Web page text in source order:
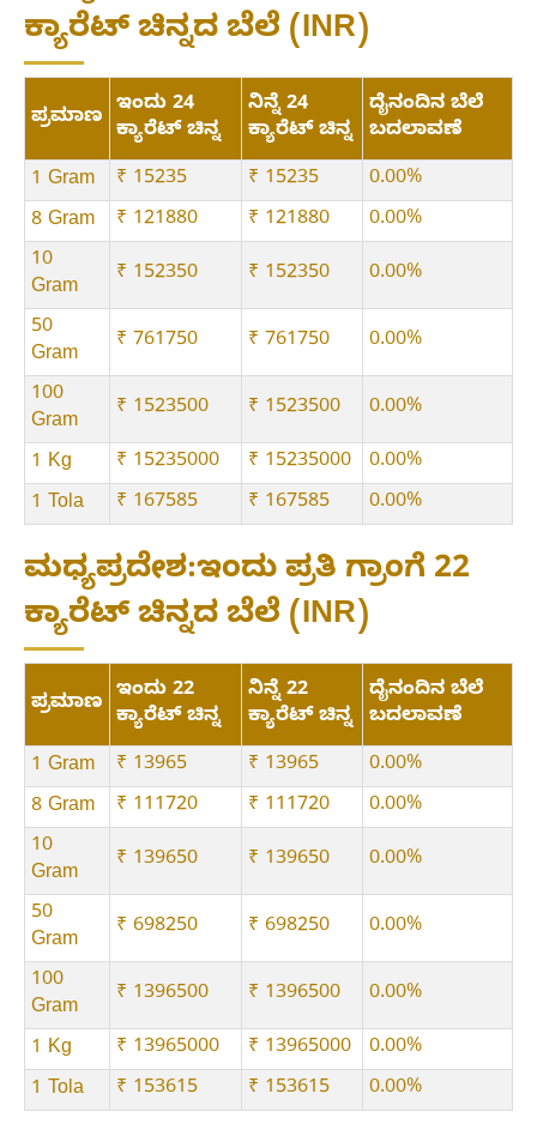
ಕ್ಯಾರೆಟ್ ಚಿನ್ನದ ಬೆಲೆ (INR)
ಪ್ರಮಾಣ ಇಂದು 24
ಕ್ಯಾರೆಟ್ ಚಿನ್ನ
ನಿನ್ನೆ 24
ಕ್ಯಾರೆಟ್ ಚಿನ್ನ
ದೈನಂದಿನ ಬೆಲೆ
ಬದಲಾವಣೆ
1 Gram
₹ 15235 ₹ 15235
0.00%
8 Gram
₹ 121880 ₹ 121880
0.00%
10
Gram
₹ 152350 ₹ 152350 0.00%
50
Gram
₹ 761750 ₹ 761750 0.00%
100
Gram
₹ 1523500 ₹ 1523500 0.00%
1 Kg ₹ 15235000 ₹ 15235000
0.00%
1 Tola
₹ 167585 ₹ 167585 0.00%
ಮಧ್ಯಪ್ರದೇಶ:ಇಂದು ಪ್ರತಿ ಗ್ರಾಂಗೆ 22
ಕ್ಯಾರೆಟ್ ಚಿನ್ನದ ಬೆಲೆ (INR)
ಪ್ರಮಾಣ ಇಂದು 22
ಕ್ಯಾರೆಟ್ ಚಿನ್ನ
ನಿನ್ನೆ 22
ಕ್ಯಾರೆಟ್ ಚಿನ್ನ
ದೈನಂದಿನ ಬೆಲೆ
ಬದಲಾವಣೆ
1 Gram
₹ 13965 ₹ 13965
0.00%
8 Gram
₹ 111720 ₹ 111720
0.00%
10
Gram
₹ 139650 ₹ 139650 0.00%
50
Gram
₹ 698250 ₹ 698250 0.00%
100
Gram
₹ 1396500 ₹ 1396500 0.00%
1 Kg ₹ 13965000 ₹ 13965000
0.00%
1 Tola
₹ 153615 ₹ 153615 0.00%